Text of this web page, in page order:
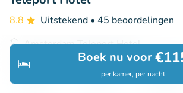
Zoeken Boekingen
Boek nu voor
per kamer, per nacht
8.8 Uitstekend • 45 beoordelingen
Amsterdam Teleport Hotel
Amsterdam (12km)
Verkocht: 3